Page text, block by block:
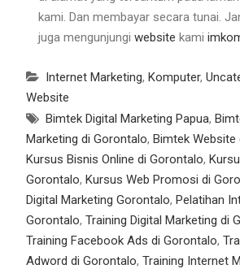
kami. Dan membayar secara tunai.
juga mengunjungi website kami
Internet Marketing, Komputer,
Website
Bimtek Digital Marketing Papua,
Marketing di Gorontalo, Bimtek Website
Kursus Bisnis Online di Gorontalo,
Gorontalo, Kursus Web Promosi di
Digital Marketing Gorontalo, Pelatihan
Gorontalo, Training Digital Marketing di
Training Facebook Ads di Gorontalo,
Adword di Gorontalo, Training Internet